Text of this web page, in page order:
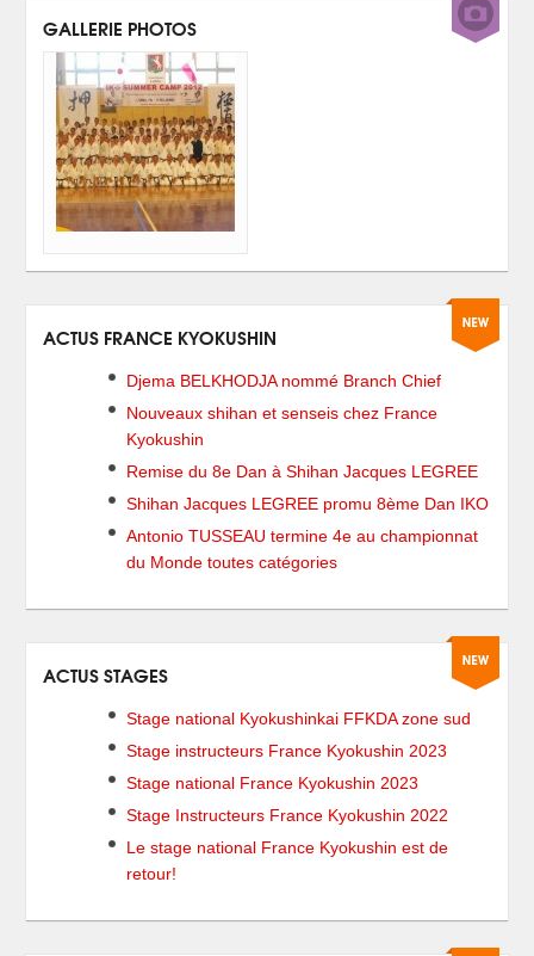
GALLERIE PHOTOS
ACTUS FRANCE KYOKUSHIN
Djema BELKHODJA nommé Branch Chief
Nouveaux shihan et senseis chez France
Kyokushin
Remise du 8e Dan à Shihan Jacques LEGREE
Shihan Jacques LEGREE promu 8ème Dan IKO
Antonio TUSSEAU termine 4e au championnat
du Monde toutes catégories
ACTUS STAGES
Stage national Kyokushinkai FFKDA zone sud
Stage instructeurs France Kyokushin 2023
Stage national France Kyokushin 2023
Stage Instructeurs France Kyokushin 2022
Le stage national France Kyokushin est de
retour!